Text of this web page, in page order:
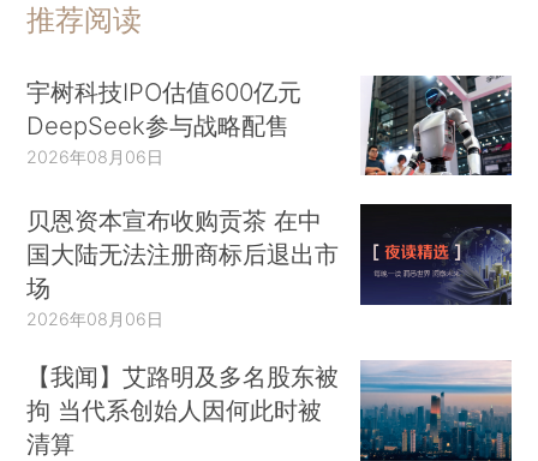
推荐阅读
宇树科技IPO估值600亿元
DeepSeek参与战略配售
2026年08月06日
贝恩资本宣布收购贡茶 在中
国大陆无法注册商标后退出市
场
2026年08月06日
【我闻】艾路明及多名股东被
拘 当代系创始人因何此时被
清算